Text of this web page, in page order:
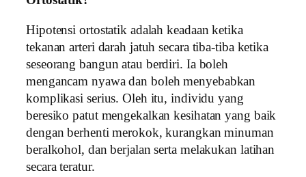
Hipotensi ortostatik adalah keadaan ketika
tekanan arteri darah jatuh secara tiba-tiba ketika
seseorang bangun atau berdiri. Ia boleh
mengancam nyawa dan boleh menyebabkan
komplikasi serius. Oleh itu, individu yang
beresiko patut mengekalkan kesihatan yang baik
dengan berhenti merokok, kurangkan minuman
beralkohol, dan berjalan serta melakukan latihan
secara teratur.